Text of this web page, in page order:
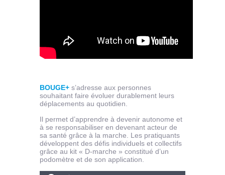
BOUGE+ s’adresse aux personnes
souhaitant faire évoluer durablement leurs
déplacements au quotidien.
Il permet d’apprendre à devenir autonome et
à se responsabiliser en devenant acteur de
sa santé grâce à la marche. Les pratiquants
développent des défis individuels et collectifs
grâce au kit « D-marche » constitué d’un
podomètre et de son application.